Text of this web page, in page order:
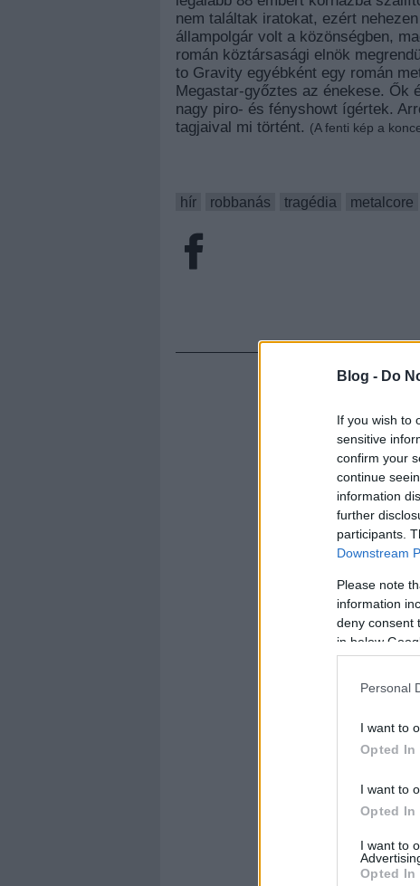
Blog - Do
If you wish to
sensitive
confirm your
continue
information
further
participants.
Downstream
Please note
information
deny consent
in below
Personal
I want to
Opted In
I want to
Opted In
I want to
Opted In
nem találtak iratokat, ezért
állampolgár volt a közönségben,
román köztársasági elnök
to Gravity egyébként egy román
Megastar-győztes az énekese. Ők
nagy piro- és fényshowt ígértek.
tagjaival mi történt. (A fenti kép a
hír
robbanás tragédia metalcore